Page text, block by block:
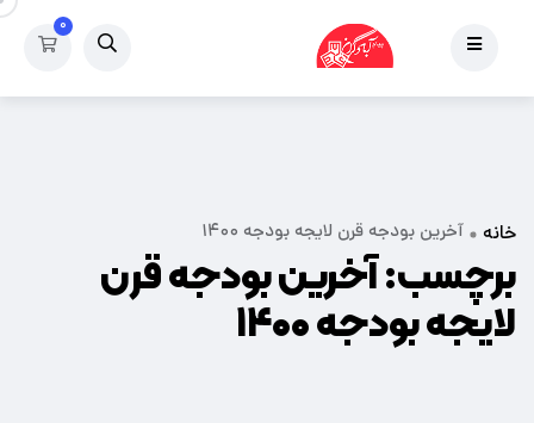
۰
خانه آخرین بودجه قرن لایجه بودجه ۱۴۰۰
برچسب:آخرین بودجه قرن
لایجه بودجه ۱۴۰۰